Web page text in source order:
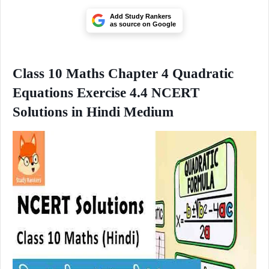
Add Study Rankers
as source on Google
Class 10 Maths Chapter 4 Quadratic
Equations Exercise 4.4 NCERT
Solutions in Hindi Medium